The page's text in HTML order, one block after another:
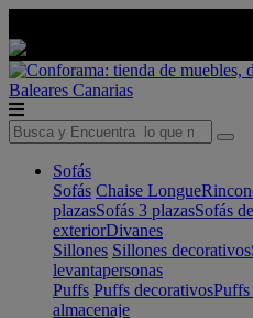
Baleares Canarias
Sofás
Sofás Chaise Longue
plazasSofás 3 plazasSofás
exteriorDivanes
Sillones Sillones decorativos
levantapersonas
Puffs Puffs decorativosPuffs
almacenaje